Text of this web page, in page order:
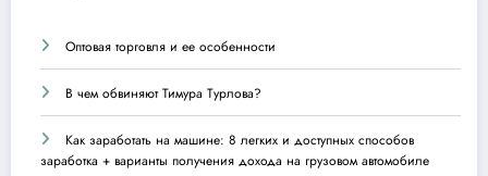
Оптовая торговля и ее особенности
В чем обвиняют Тимура Турлова?
Как заработать на машине: 8 легких и доступных способов
заработка + варианты получения дохода на грузовом автомобиле